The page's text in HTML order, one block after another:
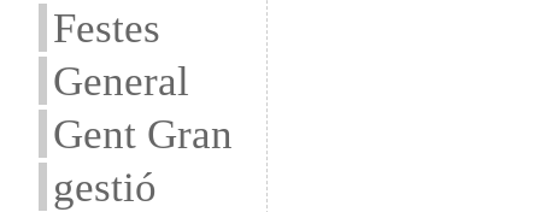
Festes
General
Gent Gran
gestió